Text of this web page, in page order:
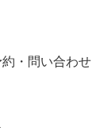
・問い合わせ